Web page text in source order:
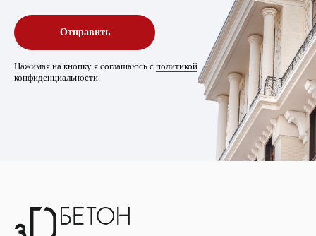
Отправить
Нажимая на кнопку я соглашаюсь с политикой
конфиденциальности